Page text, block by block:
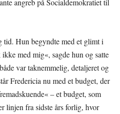
tid. Hun begyndte med et glimt i
med mig«, sagde hun og satte
var taknemmelig, detaljeret og
Fredericia nu med et budget, der
– et budget, som
linjen fra sidste års forlig, hvor